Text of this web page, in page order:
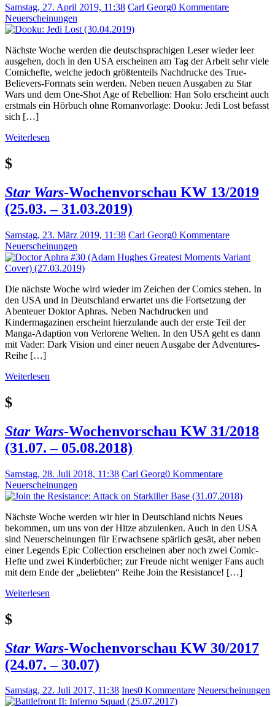
Samstag, 27. April 2019, 11:38 Carl Georg0 Kommentare
Neuerscheinungen
Nächste Woche werden die deutschsprachigen Leser wieder leer
ausgehen, doch in den USA erscheinen am Tag der Arbeit sehr viele
Comichefte, welche jedoch größtenteils Nachdrucke des True-
Believers-Formats sein werden. Neben neuen Ausgaben zu Star
Wars und dem One-Shot Age of Rebellion: Han Solo erscheint auch
erstmals ein Hörbuch ohne Romanvorlage: Dooku: Jedi Lost befasst
sich […]
Weiterlesen
$
Star Wars-Wochenvorschau KW 13/2019
(25.03. – 31.03.2019)
Samstag, 23. März 2019, 11:38 Carl Georg0 Kommentare
Neuerscheinungen
Die nächste Woche wird wieder im Zeichen der Comics stehen. In
den USA und in Deutschland erwartet uns die Fortsetzung der
Abenteuer Doktor Aphras. Neben Nachdrucken und
Kindermagazinen erscheint hierzulande auch der erste Teil der
Manga-Adaption von Verlorene Welten. In den USA geht es dann
mit Vader: Dark Vision und einer neuen Ausgabe der Adventures-
Reihe […]
Weiterlesen
$
Star Wars-Wochenvorschau KW 31/2018
(31.07. – 05.08.2018)
Samstag, 28. Juli 2018, 11:38 Carl Georg0 Kommentare
Neuerscheinungen
Nächste Woche werden wir hier in Deutschland nichts Neues
bekommen, um uns von der Hitze abzulenken. Auch in den USA
sind Neuerscheinungen für Erwachsene spärlich gesät, aber neben
einer Legends Epic Collection erscheinen aber noch zwei Comic-
Hefte und zwei Kinderbücher; zur Freude nicht weniger Fans auch
mit dem Ende der „beliebten“ Reihe Join the Resistance! […]
Weiterlesen
$
Star Wars-Wochenvorschau KW 30/2017
(24.07. – 30.07)
Samstag, 22. Juli 2017, 11:38 Ines0 Kommentare Neuerscheinungen